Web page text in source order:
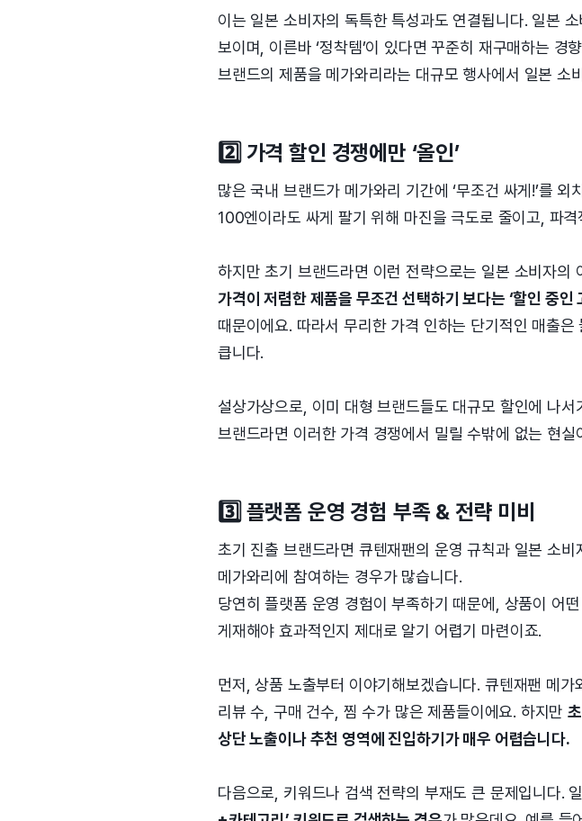
이는 일본 소비자의 독특한 특성과도 연결됩니다. 일본
보이며, 이른바 ‘정착템’이 있다면 꾸준히 재구매하는
브랜드의 제품을 메가와리라는 대규모 행사에서 일본 소
2️⃣ 가격 할인 경쟁에만 ‘올인’
많은 국내 브랜드가 메가와리 기간에 ‘무조건 싸게!’를
100엔이라도 싸게 팔기 위해 마진을 극도로 줄이고, 파
하지만 초기 브랜드라면 이런 전략으로는 일본 소비자의
가격이 저렴한 제품을 무조건 선택하기 보다는 ‘할인 중인
때문이에요. 따라서 무리한 가격 인하는 단기적인 매출
큽니다.
설상가상으로, 이미 대형 브랜드들도 대규모 할인에 나
브랜드라면 이러한 가격 경쟁에서 밀릴 수밖에 없는 현실
3️⃣ 플랫폼 운영 경험 부족 & 전략 미비
초기 진출 브랜드라면 큐텐재팬의 운영 규칙과 일본 소
메가와리에 참여하는 경우가 많습니다.
당연히 플랫폼 운영 경험이 부족하기 때문에, 상품이 어
게재해야 효과적인지 제대로 알기 어렵기 마련이죠.
먼저, 상품 노출부터 이야기해보겠습니다. 큐텐재팬 메
리뷰 수, 구매 건수, 찜 수가 많은 제품들이에요. 하지만
상단 노출이나 추천 영역에 진입하기가 매우 어렵습니다.
다음으로, 키워드나 검색 전략의 부재도 큰 문제입니다.